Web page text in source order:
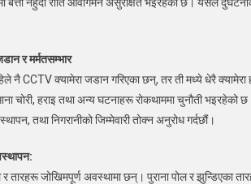
र मर्मतसम्भार
नै CCTV क्यामेरा जडान गरिएका छन्, तर ती मध्ये धेरै
चोरी, हराइ तथा अन्य घटनाहरू रोकथाममा चुनौती भइरहेको
तथा निगरानीको जिम्मेवारी तोक्न अनुरोध गर्दछौं।
तारहरू जोखिमपूर्ण अवस्थामा छन्। पुराना पोल र झुन्डिएका